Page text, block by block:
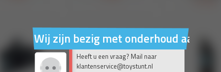
Wij zijn bezig met onderhoud aan
Heeft u een vraag? Mail naar
klantenservice@toystunt.nl